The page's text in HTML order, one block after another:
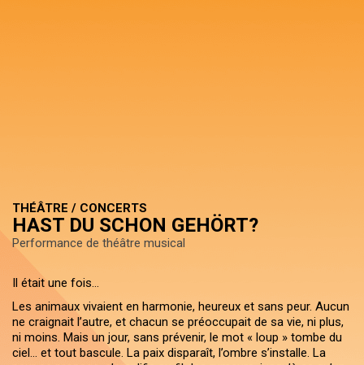
THÉÂTRE / CONCERTS
HAST DU SCHON GEHÖRT?
Performance de théâtre musical
Il était une fois…
Les animaux vivaient en harmonie, heureux et sans peur. Aucun
ne craignait l’autre, et chacun se préoccupait de sa vie, ni plus,
ni moins. Mais un jour, sans prévenir, le mot « loup » tombe du
ciel… et tout bascule. La paix disparaît, l’ombre s’installe. La